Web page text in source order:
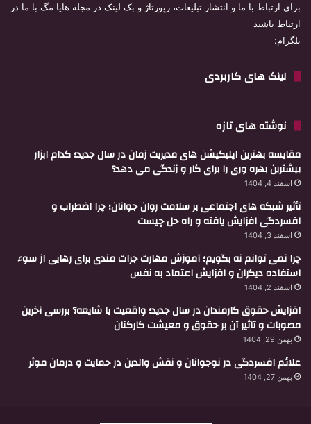
برای ارتباط با ما و انتشار تبلیغات، رپورتاژ و بک لینک در مجله هایا مگ با ما در
ارتباط باشید
تلگرام:
لینک های کاربردی
نوشته های تازه
مقایسه بهترین اپلیکیشن های مدیریت زمان در سال جدید؛ کدام ابزار
بیشترین بهره وری را برای کار و زندگی می دهد؟
اسفند 4, 1404
تأثیر شبکه های اجتماعی بر سلامت روان جوانان؛ چرا اضطراب و
افسردگی افزایش یافته و راه حل چیست
اسفند 3, 1404
چرا نمی توانم نه بگویم؛ آموزش مهارت جرات مندی برای رهایی از سوء
استفاده دیگران و افزایش اعتماد به نفس
اسفند 2, 1404
افزایش حقوق کارمندان در سال جدید؛ واقعیت یا شایعه؟ بررسی آخرین
مصوبات و تاثیر آن بر حقوق و معیشت کارکنان
بهمن 29, 1404
علائم افسردگی در نوجوانان و نقش والدین در حمایت و درمان موثر
بهمن 27, 1404